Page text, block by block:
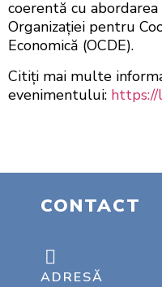
coerentă cu
Organizației pentru
Economică (OCDE).
Citiți mai multe
evenimentului: https://
CONTACT
ADRESĂ